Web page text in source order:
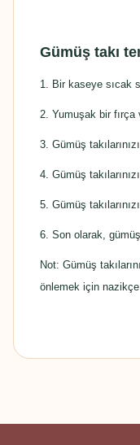
Gümüş takı
1. Bir kaseye sıcak
2. Yumuşak bir fırça
3. Gümüş
4. Gümüş
5. Gümüş
6. Son olarak,
Not: Gümüş
önlemek için